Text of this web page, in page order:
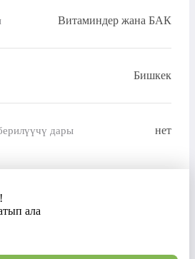
Витаминдер жана БАК
Бишкек
дары нет
ала